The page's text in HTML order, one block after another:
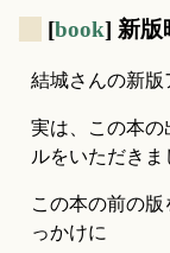
[book] 新版
結城さんの新版
実は、この本の
ルをいただきま
この本の前の
っかけに